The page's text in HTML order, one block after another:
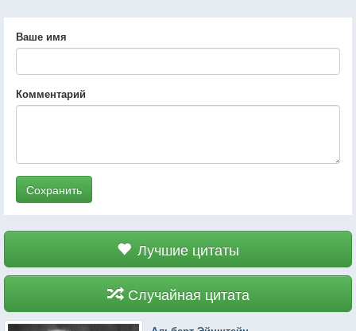
Ваше имя
Комментарий
Сохранить
Лучшие цитаты
Случайная цитата